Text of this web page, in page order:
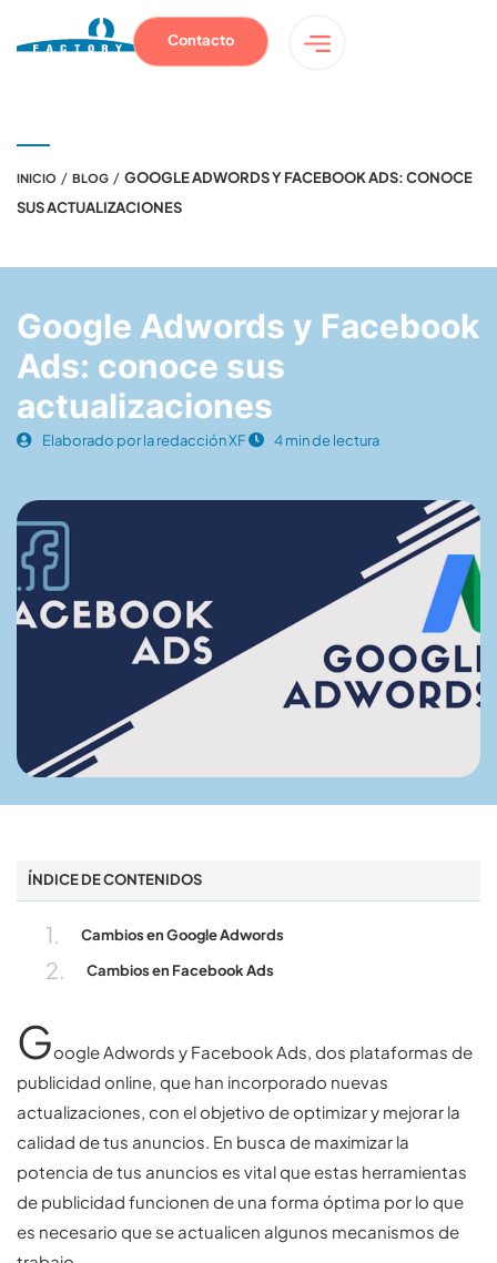
Contacto
INICIO / BLOG / GOOGLE ADWORDS Y FACEBOOK ADS: CONOCE
SUS ACTUALIZACIONES
Google Adwords y Facebook
Ads: conoce sus
actualizaciones
Elaborado por la redacción XF 4 min de lectura
ÍNDICE DE CONTENIDOS
Cambios en Google Adwords
Cambios en Facebook Ads
Google Adwords y Facebook Ads, dos plataformas de
publicidad online, que han incorporado nuevas
actualizaciones, con el objetivo de optimizar y mejorar la
calidad de tus anuncios. En busca de maximizar la
potencia de tus anuncios es vital que estas herramientas
de publicidad funcionen de una forma óptima por lo que
es necesario que se actualicen algunos mecanismos de